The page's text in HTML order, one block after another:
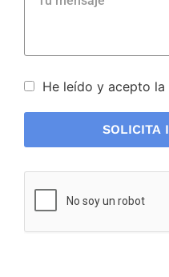
He leído y acepto la